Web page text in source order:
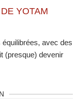
YOTAM
avec des
(presque) devenir